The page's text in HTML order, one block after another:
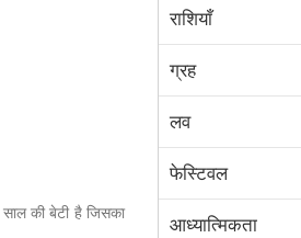
की बेटी है जिसका
राशियाँ
ग्रह
लव
फेस्टिवल
आध्यात्मिकता